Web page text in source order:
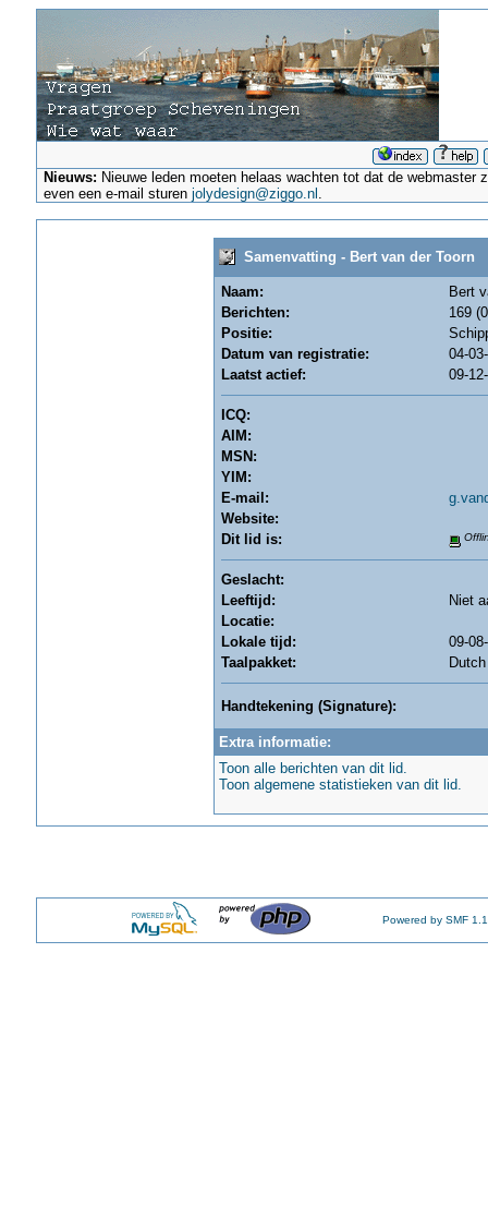
Nieuws: Nieuwe leden moeten helaas wachten tot dat de
even een e-mail sturenjolydesign@ziggo.nl .
Samenvatting - Bert van der Toorn
Naam:
Bert
Berichten:
169
Positie:
Datum van registratie:
04-
Laatst actief:
09-
ICQ:
AIM:
MSN:
YIM:
E-mail:
Website:
Dit lid is:
Geslacht:
Leeftijd:
Niet
Locatie:
Lokale tijd:
09-
Taalpakket:
Dutch
Handtekening (Signature):
Extra informatie:
Toon alle berichten van dit lid.
Toon algemene statistieken van dit lid.
Powered by SMF